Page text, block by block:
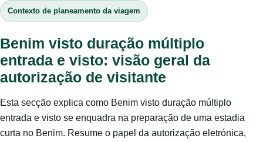
Contexto de planeamento da viagem
Benim visto duração múltiplo
entrada e visto: visão geral da
autorização de visitante
Esta secção explica como Benim visto duração múltiplo
entrada e visto se enquadra na preparação de uma estadia
curta no Benim. Resume o papel da autorização eletrónica,